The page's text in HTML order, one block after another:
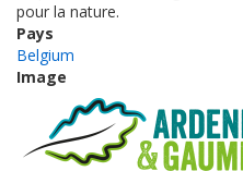
pour la nature.
Pays
Belgium
Image